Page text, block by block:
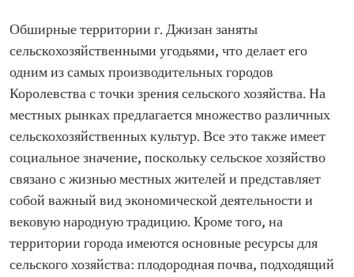
Обширные территории г. Джизан заняты
сельскохозяйственными угодьями, что делает его
одним из самых производительных городов
Королевства с точки зрения сельского хозяйства. На
местных рынках предлагается множество различных
сельскохозяйственных культур. Все это также имеет
социальное значение, поскольку сельское хозяйство
связано с жизнью местных жителей и представляет
собой важный вид экономической деятельности и
вековую народную традицию. Кроме того, на
территории города имеются основные ресурсы для
сельского хозяйства: плодородная почва, подходящий